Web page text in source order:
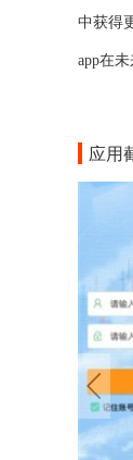
中获得
app在
应用